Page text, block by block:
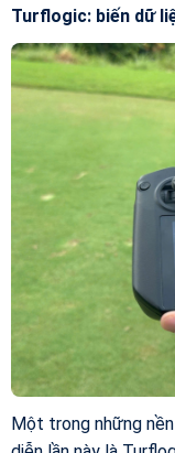
Turflogic: biến dữ
Một trong những